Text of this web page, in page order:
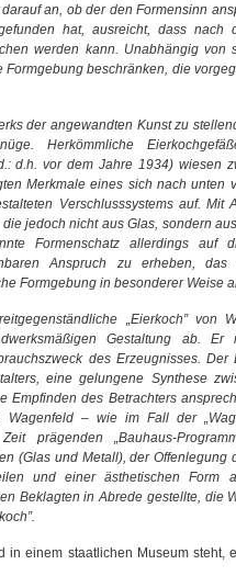
an, ob der den Formensinn
hat, ausreicht, dass nach
werden kann. Unabhängig von
beschränken, die
der angewandten Kunst zu
Herkömmliche
d.h. vor dem Jahre 1934) wiesen
Merkmale eines sich nach unten
Verschlusssystems auf. Mit
jedoch nicht aus Glas, sondern
Formenschatz allerdings auf
Anspruch zu erheben, das
Formgebung in besonderer Weise
„Eierkoch” von
Gestaltung ab. Er
des Erzeugnisses. Der
eine gelungene Synthese
Empfinden des Betrachters
– wie im Fall der
prägenden „Bauhaus-
(Glas und Metall), der Offenlegung
und einer ästhetischen Form
Beklagten in Abrede gestellte, die
in einem staatlichen Museum steht,